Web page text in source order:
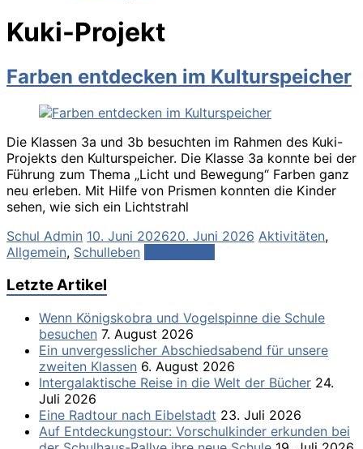
Kuki-Projekt
Farben entdecken im Kulturspeicher
Die Klassen 3a und 3b besuchten im Rahmen des Kuki-
Projekts den Kulturspeicher. Die Klasse 3a konnte bei der
Führung zum Thema „Licht und Bewegung“ Farben ganz
neu erleben. Mit Hilfe von Prismen konnten die Kinder
sehen, wie sich ein Lichtstrahl
Schul Admin 10. Juni 202620. Juni 2026 Aktivitäten,
Allgemein, Schulleben
Letzte Artikel
Wenn Königskobra und Vogelspinne die Schule
besuchen 7. August 2026
Ein unvergesslicher Abschiedsabend für unsere
zweiten Klassen 6. August 2026
Intergalaktische Reise in die Welt der Bücher 24.
Juli 2026
Eine Radtour nach Eibelstadt 23. Juli 2026
Auf Entdeckungstour: Vorschulkinder erkunden bei